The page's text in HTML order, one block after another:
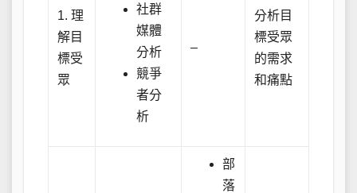
1. 理
解目
標受
眾
社群
媒體
分析
競爭
者分
析
–
分析目
標受眾
的需求
和痛點
部
落